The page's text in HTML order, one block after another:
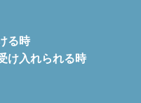
る時
け入れられる時